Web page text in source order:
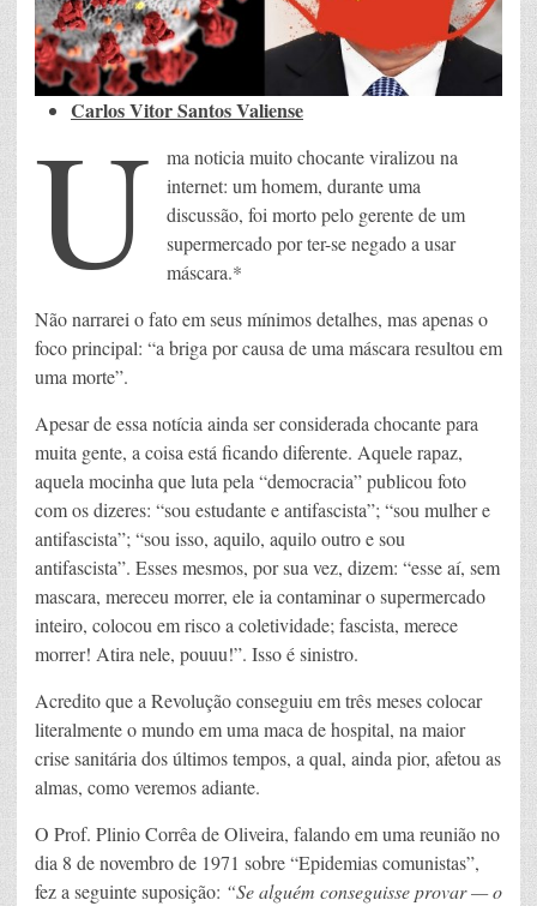
Carlos Vitor Santos Valiense
U
ma noticia muito chocante viralizou na
internet: um homem, durante uma
discussão, foi morto pelo gerente de um
supermercado por ter-se negado a usar
máscara.*
Não narrarei o fato em seus mínimos detalhes, mas apenas o
foco principal: “a briga por causa de uma máscara resultou em
uma morte”.
Apesar de essa notícia ainda ser considerada chocante para
muita gente, a coisa está ficando diferente. Aquele rapaz,
aquela mocinha que luta pela “democracia” publicou foto
com os dizeres: “sou estudante e antifascista”; “sou mulher e
antifascista”; “sou isso, aquilo, aquilo outro e sou
antifascista”. Esses mesmos, por sua vez, dizem: “esse aí, sem
mascara, mereceu morrer, ele ia contaminar o supermercado
inteiro, colocou em risco a coletividade; fascista, merece
morrer! Atira nele, pouuu!”. Isso é sinistro.
Acredito que a Revolução conseguiu em três meses colocar
literalmente o mundo em uma maca de hospital, na maior
crise sanitária dos últimos tempos, a qual, ainda pior, afetou as
almas, como veremos adiante.
O Prof. Plinio Corrêa de Oliveira, falando em uma reunião no
dia 8 de novembro de 1971 sobre “Epidemias comunistas”,
fez a seguinte suposição: “Se alguém conseguisse provar — o